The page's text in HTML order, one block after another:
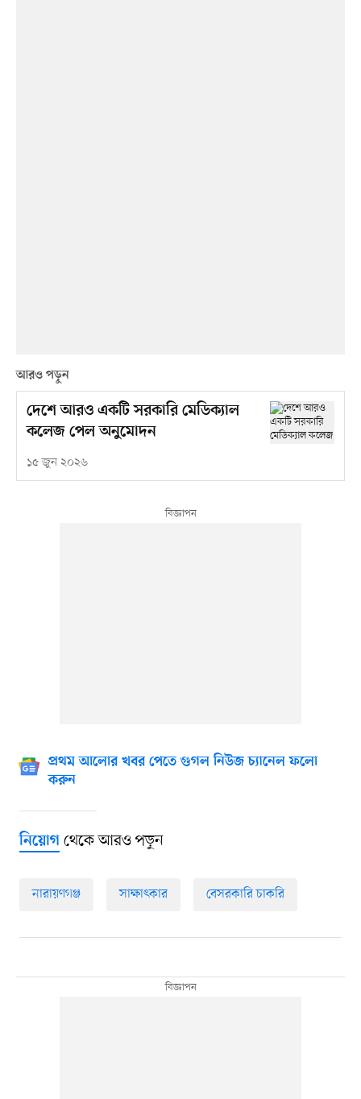
আরও পড়ুন
দেশে আরও একটি সরকারি মেডিক্যাল
কলেজ পেল অনুমোদন
১৫ জুন ২০২৬
প্রথম আলোর খবর পেতে গুগল নিউজ চ্যানেল ফলো
করুন
নিয়োগথেকে আরও পড়ুন
নারায়ণগঞ্জ সাক্ষাৎকার বেসরকারি চাকরি